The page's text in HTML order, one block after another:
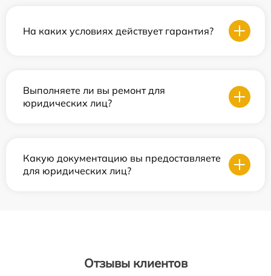
На каких условиях действует гарантия?
Выполняете ли вы ремонт для
юридических лиц?
Какую документацию вы предоставляете
для юридических лиц?
Отзывы клиентов